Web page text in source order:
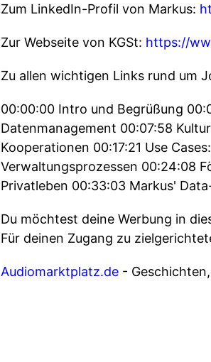
Zum LinkedIn-Profil von Markus:
Zur Webseite von KGSt: https://
Zu allen wichtigen Links rund um
00:00:00 Intro und Begrüßung
Datenmanagement 00:07:58
Kooperationen 00:17:21 Use
Verwaltungsprozessen 00:24:08
Privatleben 00:33:03 Markus'
Du möchtest deine Werbung in
Für deinen Zugang zu
Audiomarktplatz.de -